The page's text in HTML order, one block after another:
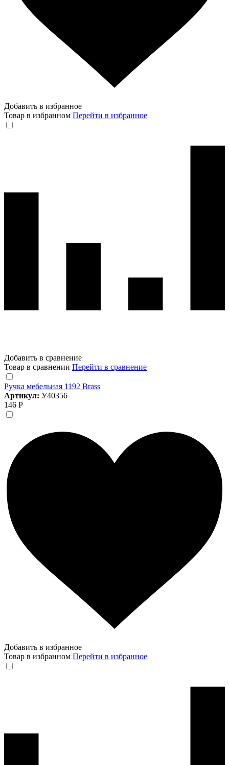
Добавить в избранное
Товар в избранном Перейти в избранное
Добавить в сравнение
Товар в сравнении Перейти в сравнение
Ручка мебельная 1192 Brass
Артикул: У40356
146 Р
Добавить в избранное
Товар в избранном Перейти в избранное